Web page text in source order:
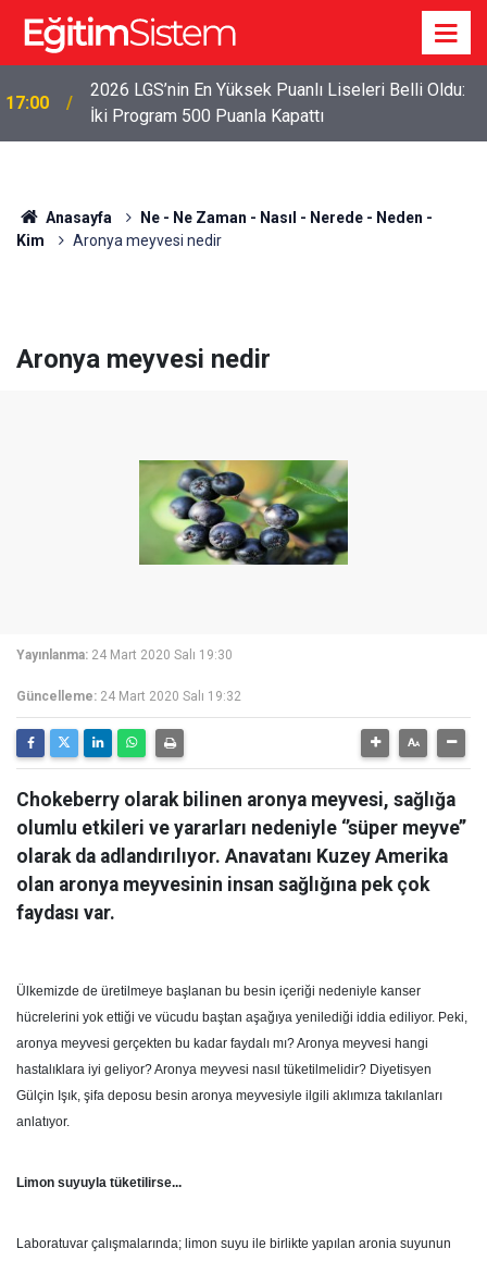
17:00
2026 LGS’nin En Yüksek Puanlı Liseleri Belli Oldu:
İki Program 500 Puanla Kapattı
Anasayfa
Ne - Ne Zaman - Nasıl - Nerede - Neden -
Kim
Aronya meyvesi nedir
Aronya meyvesi nedir
Yayınlanma: 24 Mart 2020 Salı 19:30
Güncelleme: 24 Mart 2020 Salı 19:32
Chokeberry olarak bilinen aronya meyvesi, sağlığa
olumlu etkileri ve yararları nedeniyle ‘’süper meyve’’
olarak da adlandırılıyor. Anavatanı Kuzey Amerika
olan aronya meyvesinin insan sağlığına pek çok
faydası var.
Ülkemizde de üretilmeye başlanan bu besin içeriği nedeniyle kanser
hücrelerini yok ettiği ve vücudu baştan aşağıya yenilediği iddia ediliyor. Peki,
aronya meyvesi gerçekten bu kadar faydalı mı? Aronya meyvesi hangi
hastalıklara iyi geliyor? Aronya meyvesi nasıl tüketilmelidir? Diyetisyen
Gülçin Işık, şifa deposu besin aronya meyvesiyle ilgili aklımıza takılanları
anlatıyor.
Limon suyuyla tüketilirse...
Laboratuvar çalışmalarında; limon suyu ile birlikte yapılan aronia suyunun